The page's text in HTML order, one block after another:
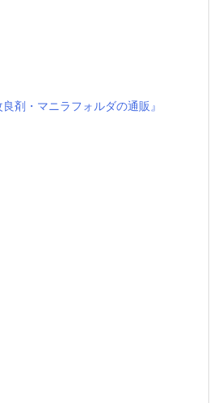
剤・マニラフォルダの通販』